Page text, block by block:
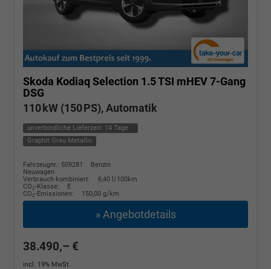
Skoda Kodiaq Selection 1.5 TSI mHEV 7-Gang
DSG
110 kW (150 PS), Automatik
unverbindliche Lieferzeit: 14 Tage
Graphit Grau Metallic
Fahrzeugnr.: 509281
Benzin
Neuwagen
Verbrauch kombiniert:
6,40 l/100km
CO2-Klasse:
E
CO2-Emissionen: 150,00 g/km
» Angebotdetails
38.490,– €
incl. 19% MwSt.